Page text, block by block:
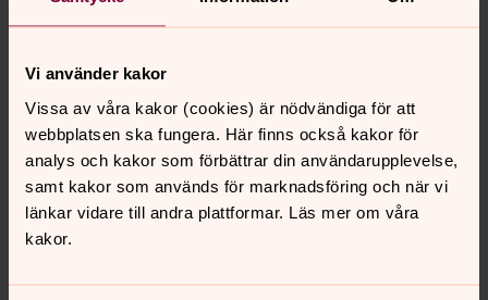
Vi använder kakor
Vissa av våra kakor (cookies) är nödvändiga för att
webbplatsen ska fungera. Här finns också kakor för
analys och kakor som förbättrar din användarupplevelse,
samt kakor som används för marknadsföring och när vi
länkar vidare till andra plattformar. Läs mer om våra
kakor.
Aktuellt
Vecka 32
mån
3
ons tor fre